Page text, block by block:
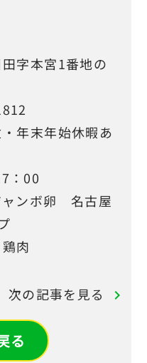
字本宮1番地の
年末年始休暇あ
：00
ンボ卵 名古屋
次の記事を見る chevron_right
る